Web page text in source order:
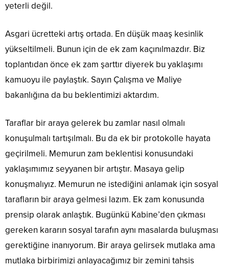
yeterli değil.
Asgari ücretteki artış ortada. En düşük maaş kesinlik
yükseltilmeli. Bunun için de ek zam kaçınılmazdır. Biz
toplantıdan önce ek zam şarttır diyerek bu yaklaşımı
kamuoyu ile paylaştık. Sayın Çalışma ve Maliye
bakanlığına da bu beklentimizi aktardım.
Taraflar bir araya gelerek bu zamlar nasıl olmalı
konuşulmalı tartışılmalı. Bu da ek bir protokolle hayata
geçirilmeli. Memurun zam beklentisi konusundaki
yaklaşımımız seyyanen bir artıştır. Masaya gelip
konuşmalıyız. Memurun ne istediğini anlamak için sosyal
tarafların bir araya gelmesi lazım. Ek zam konusunda
prensip olarak anlaştık. Bugünkü Kabine’den çıkması
gereken kararın sosyal tarafın aynı masalarda buluşması
gerektiğine inanıyorum. Bir araya gelirsek mutlaka ama
mutlaka birbirimizi anlayacağımız bir zemini tahsis